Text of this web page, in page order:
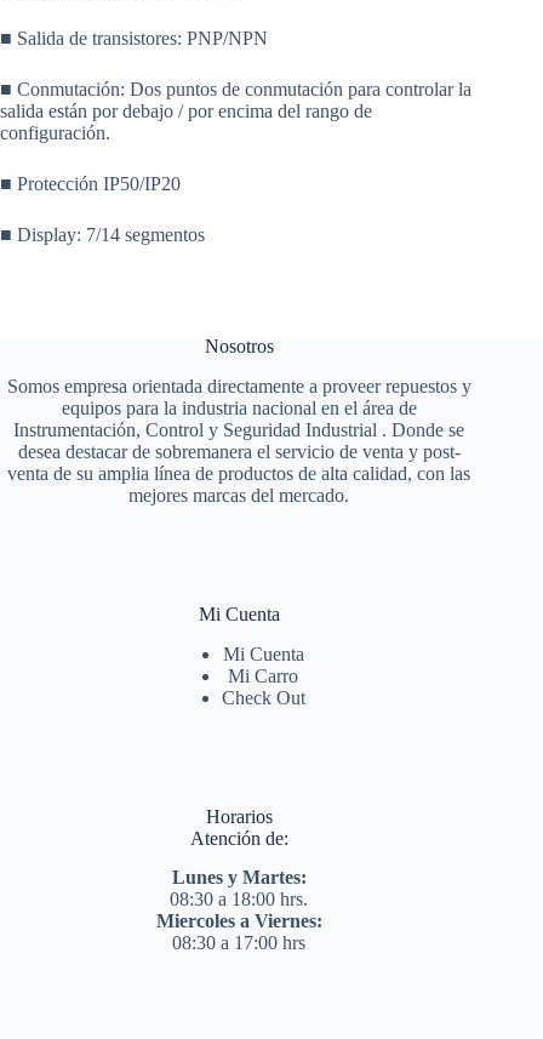
■ Salida de transistores: PNP/NPN
■ Conmutación: Dos puntos de conmutación para controlar la
salida están por debajo / por encima del rango de
configuración.
■ Protección IP50/IP20
■ Display: 7/14 segmentos
Nosotros
Somos empresa orientada directamente a proveer repuestos y
equipos para la industria nacional en el área de
Instrumentación, Control y Seguridad Industrial . Donde se
desea destacar de sobremanera el servicio de venta y post-
venta de su amplia línea de productos de alta calidad, con las
mejores marcas del mercado.
Mi Cuenta
Mi Cuenta
Mi Carro
Check Out
Horarios
Atención de:
Lunes y Martes:
08:30 a 18:00 hrs.
Miercoles a Viernes:
08:30 a 17:00 hrs